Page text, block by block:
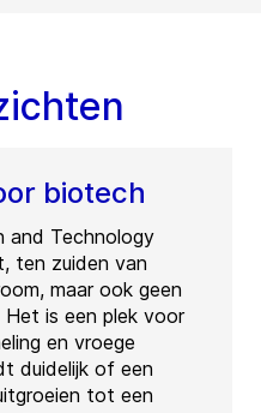
biotech
and Technology
ten zuiden van
maar ook geen
is een plek voor
en vroege
duidelijk of een
tot een